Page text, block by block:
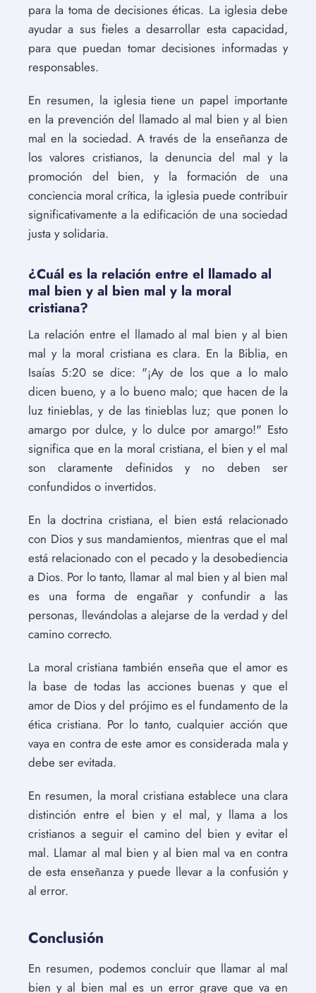
para la toma de decisiones éticas. La iglesia debe
ayudar a sus fieles a desarrollar esta capacidad,
para que puedan tomar decisiones informadas y
responsables.
En resumen, la iglesia tiene un papel importante
en la prevención del llamado al mal bien y al bien
mal en la sociedad. A través de la enseñanza de
los valores cristianos, la denuncia del mal y la
promoción del bien, y la formación de una
conciencia moral crítica, la iglesia puede contribuir
significativamente a la edificación de una sociedad
justa y solidaria.
¿Cuál es la relación entre el llamado al
mal bien y al bien mal y la moral
cristiana?
La relación entre el llamado al mal bien y al bien
mal y la moral cristiana es clara. En la Biblia, en
Isaías 5:20 se dice: "¡Ay de los que a lo malo
dicen bueno, y a lo bueno malo; que hacen de la
luz tinieblas, y de las tinieblas luz; que ponen lo
amargo por dulce, y lo dulce por amargo!" Esto
significa que en la moral cristiana, el bien y el mal
son claramente definidos y no deben ser
confundidos o invertidos.
En la doctrina cristiana, el bien está relacionado
con Dios y sus mandamientos, mientras que el mal
está relacionado con el pecado y la desobediencia
a Dios. Por lo tanto, llamar al mal bien y al bien mal
es una forma de engañar y confundir a las
personas, llevándolas a alejarse de la verdad y del
camino correcto.
La moral cristiana también enseña que el amor es
la base de todas las acciones buenas y que el
amor de Dios y del prójimo es el fundamento de la
ética cristiana. Por lo tanto, cualquier acción que
vaya en contra de este amor es considerada mala y
debe ser evitada.
En resumen, la moral cristiana establece una clara
distinción entre el bien y el mal, y llama a los
cristianos a seguir el camino del bien y evitar el
mal. Llamar al mal bien y al bien mal va en contra
de esta enseñanza y puede llevar a la confusión y
al error.
Conclusión
En resumen, podemos concluir que llamar al mal
bien y al bien mal es un error grave que va en